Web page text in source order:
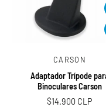
CARSON
Adaptador Trípode
Binoculares Carson
$14.900 CLP